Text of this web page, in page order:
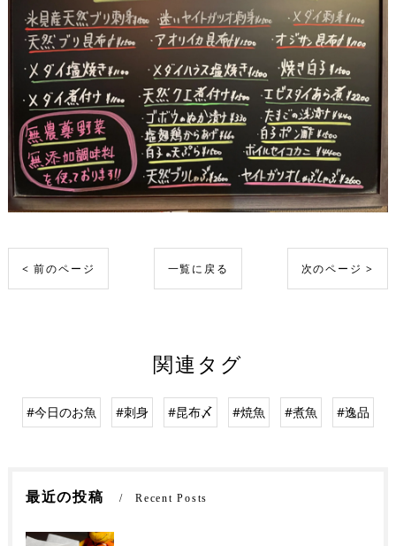
< 前のページ 一覧に戻る 次のページ >
関連タグ
#今日のお魚 #刺身 #昆布〆 #焼魚 #煮魚 #逸品
最近の投稿 Recent Posts